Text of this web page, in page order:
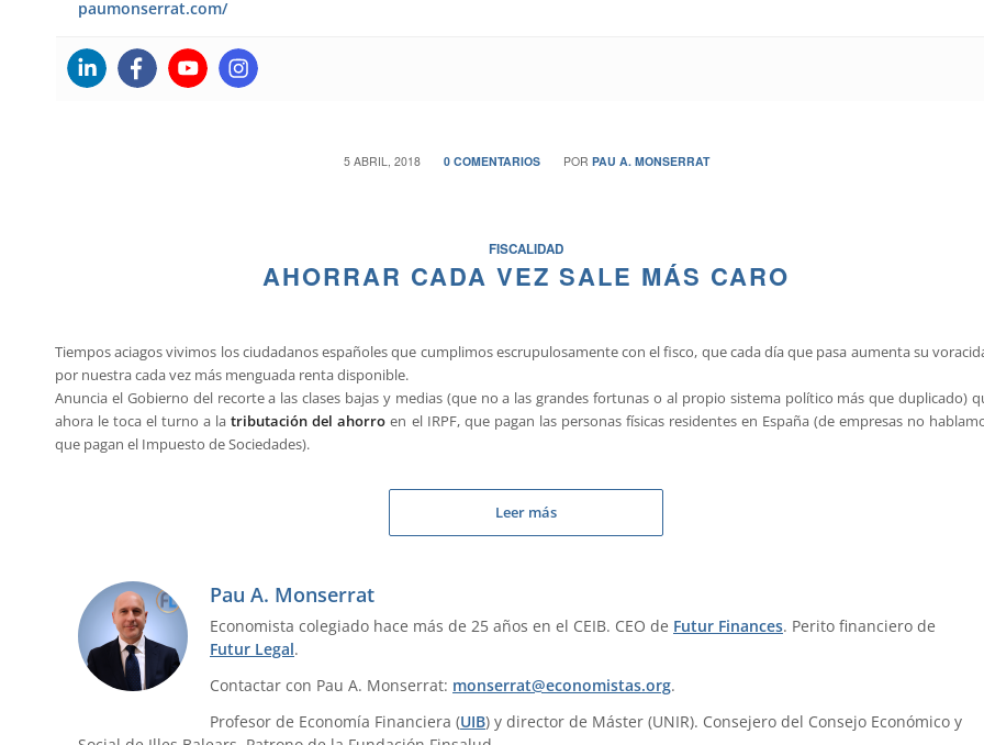
paumonserrat.com/
5 ABRIL, 2018
/ 0 COMENTARIOS
/ POR PAU A. MONSERRAT
FISCALIDAD
AHORRAR CADA VEZ SALE MÁS CARO
Tiempos aciagos vivimos los ciudadanos españoles que cumplimos escrupulosamente con el fisco, que cada día que pasa aumenta su
por nuestra cada vez más menguada renta disponible.
Anuncia el Gobierno del recorte a las clases bajas y medias (que no a las grandes fortunas o al propio sistema político más que duplicado)
ahora le toca el turno a latributación del ahorro en el IRPF, que pagan las personas físicas residentes en España (de empresas no
que pagan el Impuesto de Sociedades).
Leer más
Pau A. Monserrat
Economista colegiado hace más de 25 años en el CEIB. CEO de Futur Finances. Perito financiero de
Futur Legal.
Contactar con Pau A. Monserrat: monserrat@economistas.org.
Profesor de Economía Financiera (UIB) y director de Máster (UNIR). Consejero del Consejo Económico y